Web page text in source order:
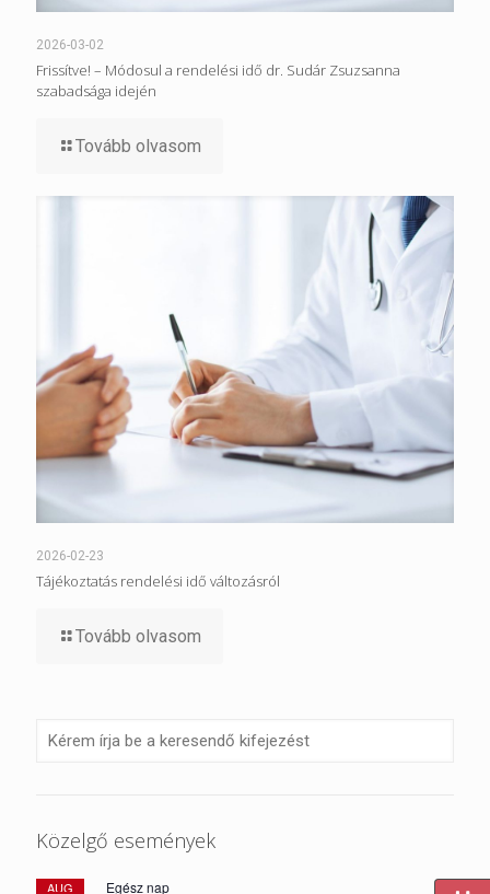
2026-03-02
Frissítve! – Módosul a rendelési idő dr. Sudár Zsuzsanna
szabadsága idején
Tovább olvasom
2026-02-23
Tájékoztatás rendelési idő változásról
Tovább olvasom
Közelgő események
AUG Egész nap